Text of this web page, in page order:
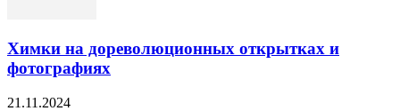
Химки на дореволюционных открытках и
фотографиях
21.11.2024